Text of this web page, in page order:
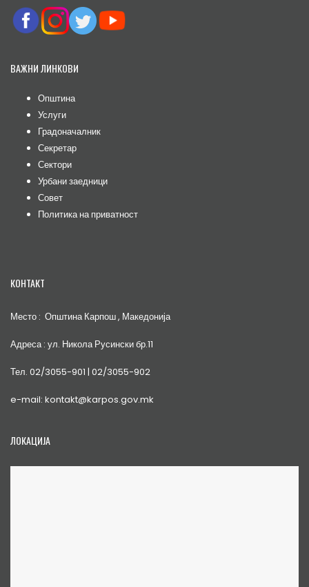
ВАЖНИ ЛИНКОВИ
Општина
Услуги
Градоначалник
Секретар
Сектори
Урбани заедници
Совет
Политика на приватност
КОНТАКТ
Место : Општина Карпош , Македонија
Адреса : ул. Никола Русински бр.11
Тел. 02/3055-901 | 02/3055-902
e-mail: kontakt@karpos.gov.mk
ЛОКАЦИЈА